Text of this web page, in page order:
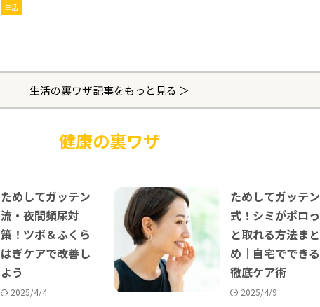
生活
生活の裏ワザ記事をもっと見る ＞
健康の裏ワザ
ためしてガッテン
流・夜間頻尿対
策！ツボ＆ふくら
はぎケアで改善し
よう
2025/4/4
ためしてガッテン
式！シミがポロっ
と取れる方法まと
め｜自宅でできる
徹底ケア術
2025/4/9